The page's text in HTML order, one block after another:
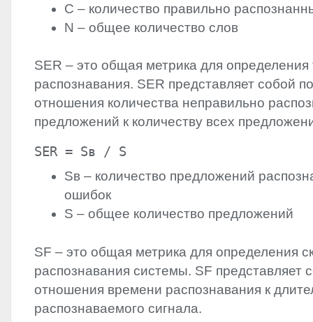
C – количество правильно
N – общее количество слов
SER – это общая метрика для
распознавания. SER представляет собой
отношения количества неправильно
предложений к количеству всех
SER = Sв / S
Sв – количество предложений
ошибок
S – общее количество предложений
SF – это общая метрика для определения
распознавания системы. SF представляет
отношения времени распознавания к
распознаваемого сигнала.